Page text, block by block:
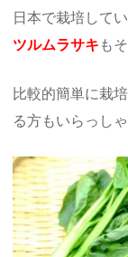
日本で栽培して
ツルムラサキ も
比較的簡単に栽
る方もいらっし